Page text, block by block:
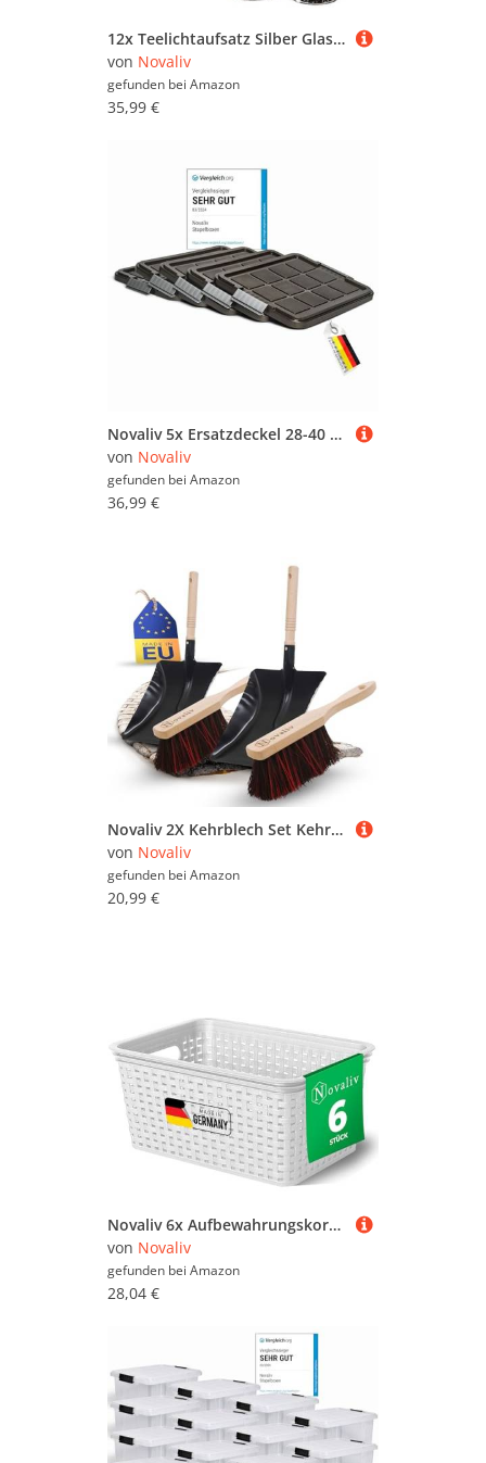
12x Teelichtaufsatz Silber Glasaufsatz für Kerzenleuchter Kerzenständer Glas Adventskranz Teelichthalter Stabkerzenhalter Weihnachten Kerzenpick 6cm
von Novaliv
gefunden bei Amazon
35,99 €
Novaliv 5x Ersatzdeckel 28-40 Liter mit Clipverschluss 61x40 cm Antrazit
von Novaliv
gefunden bei Amazon
36,99 €
Novaliv 2X Kehrblech Set Kehrblechgarnitur Handfeger Arenga & ELASTONBORSTEN Kehrblech Metall Schwarz lackiert Kehrblechbesen Handkehrset Kehrblechset Kehrschaufel Besen Feger und Kehrblech
von Novaliv
gefunden bei Amazon
20,99 €
Novaliv 6x Aufbewahrungskorb in Rattan-Optik ohne Deckel | Weiß Kunststoff 5L Nestbar Storage boxes BPA-frei Ideale Aufbewahrungsbox Organizer Box Ordnungsbox für Ordnungssystem
von Novaliv
gefunden bei Amazon
28,04 €